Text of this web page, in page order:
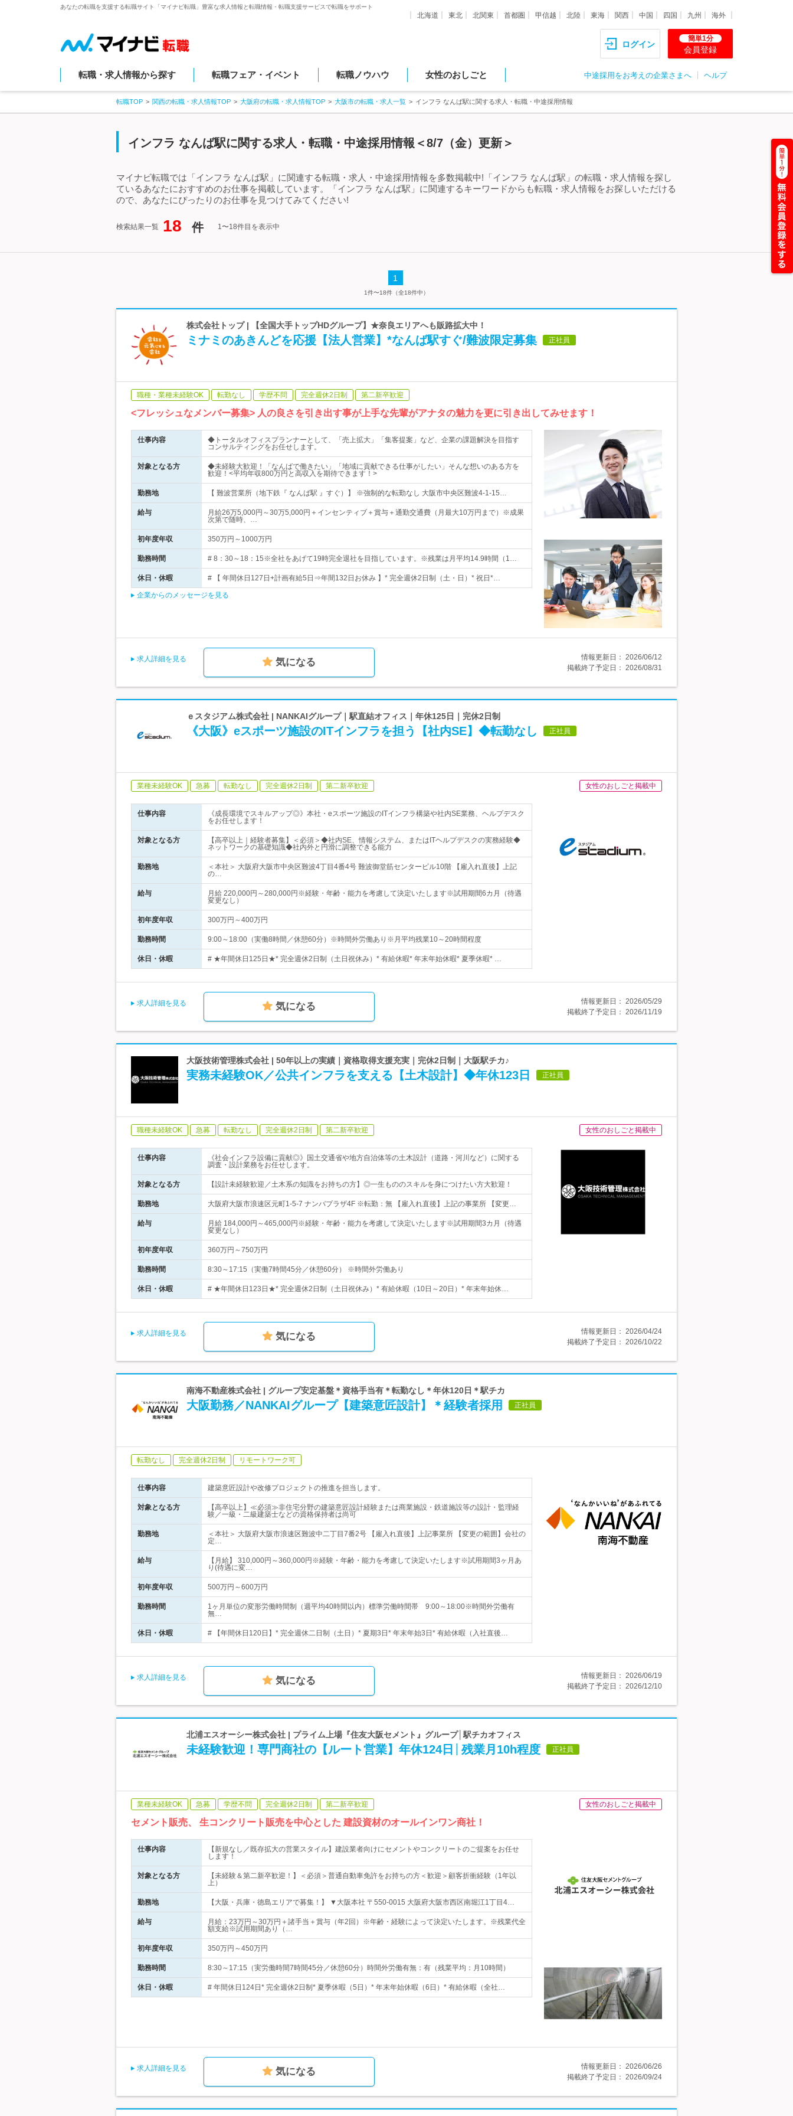
あなたの転職を支援する転職サイト「マイナビ転職」豊富な求人情報と転職情報・転職支援サービスで転職をサポート
北海道 東北 北関東 首都圏 甲信越 北陸 東海 関西 中国 四国 九州 海外
ログイン
簡単1分
会員登録
転職・求人情報から探す 転職フェア・イベント 転職ノウハウ 女性のおしごと 中途採用をお考えの企業さまへ ヘルプ
転職TOP 関西の転職・求人情報TOP 大阪府の転職・求人情報TOP 大阪市の転職・求人一覧 インフラ なんば駅に関する求人・転職・中途採用情報
インフラ なんば駅に関する求人・転職・中途採用情報＜8/7（金）更新＞
マイナビ転職では「インフラ なんば駅」に関連する転職・求人・中途採用情報を多数掲載中!「インフラ なんば駅」の転職・求人情報を探し
ているあなたにおすすめのお仕事を掲載しています。「インフラ なんば駅」に関連するキーワードからも転職・求人情報をお探しいただける
ので、あなたにぴったりのお仕事を見つけてみてください!
検索結果一覧 18 件 1〜18件目を表示中
1
1件〜18件（全18件中）
株式会社トップ | 【全国大手トップHDグループ】★奈良エリアへも販路拡大中！
ミナミのあきんどを応援【法人営業】*なんば駅すぐ/難波限定募集 正社員
職種・業種未経験OK 転勤なし 学歴不問 完全週休2日制 第二新卒歓迎
<フレッシュなメンバー募集> 人の良さを引き出す事が上手な先輩がアナタの魅力を更に引き出してみせます！
仕事内容
◆トータルオフィスプランナーとして、「売上拡大」「集客提案」など、企業の課題解決を目指す
コンサルティングをお任せします。
対象となる方
◆未経験大歓迎！「なんばで働きたい」「地域に貢献できる仕事がしたい」そんな想いのある方を
歓迎！<平均年収800万円と高収入を期待できます！>
勤務地 【 難波営業所（地下鉄『 なんば駅 』すぐ）】 ※強制的な転勤なし 大阪市中央区難波4-1-15…
給与
月給26万5,000円～30万5,000円＋インセンティブ＋賞与＋通勤交通費（月最大10万円まで）※成果
次第で随時、…
初年度年収 350万円～1000万円
勤務時間 # 8：30～18：15※全社をあげて19時完全退社を目指しています。※残業は月平均14.9時間（1…
休日・休暇 # 【 年間休日127日+計画有給5日⇒年間132日お休み 】* 完全週休2日制（土・日）* 祝日*…
企業からのメッセージを見る
求人詳細を見る 気になる 情報更新日： 2026/06/12
掲載終了予定日： 2026/08/31
ｅスタジアム株式会社 | NANKAIグループ｜駅直結オフィス｜年休125日｜完休2日制
《大阪》eスポーツ施設のITインフラを担う【社内SE】◆転勤なし 正社員
業種未経験OK 急募 転勤なし 完全週休2日制 第二新卒歓迎 女性のおしごと掲載中
仕事内容
《成長環境でスキルアップ◎》本社・eスポーツ施設のITインフラ構築や社内SE業務、ヘルプデスク
をお任せします！
対象となる方
【高卒以上｜経験者募集】＜必須＞◆社内SE、情報システム、またはITヘルプデスクの実務経験◆
ネットワークの基礎知識◆社内外と円滑に調整できる能力
勤務地
＜本社＞ 大阪府大阪市中央区難波4丁目4番4号 難波御堂筋センタービル10階 【雇入れ直後】上記
の…
給与
月給 220,000円～280,000円※経験・年齢・能力を考慮して決定いたします※試用期間6カ月（待遇
変更なし）
初年度年収 300万円～400万円
勤務時間 9:00～18:00（実働8時間／休憩60分）※時間外労働あり※月平均残業10～20時間程度
休日・休暇 # ★年間休日125日★* 完全週休2日制（土日祝休み）* 有給休暇* 年末年始休暇* 夏季休暇* …
求人詳細を見る 気になる 情報更新日： 2026/05/29
掲載終了予定日： 2026/11/19
大阪技術管理株式会社 | 50年以上の実績｜資格取得支援充実｜完休2日制｜大阪駅チカ♪
実務未経験OK／公共インフラを支える【土木設計】◆年休123日 正社員
職種未経験OK 急募 転勤なし 完全週休2日制 第二新卒歓迎 女性のおしごと掲載中
仕事内容
《社会インフラ設備に貢献◎》国土交通省や地方自治体等の土木設計（道路・河川など）に関する
調査・設計業務をお任せします。
対象となる方 【設計未経験歓迎／土木系の知識をお持ちの方】◎一生もののスキルを身につけたい方大歓迎！
勤務地 大阪府大阪市浪速区元町1-5-7 ナンバプラザ4F ※転勤：無 【雇入れ直後】上記の事業所 【変更…
給与
月給 184,000円～465,000円※経験・年齢・能力を考慮して決定いたします※試用期間3カ月（待遇
変更なし）
初年度年収 360万円～750万円
勤務時間 8:30～17:15（実働7時間45分／休憩60分） ※時間外労働あり
休日・休暇 # ★年間休日123日★* 完全週休2日制（土日祝休み）* 有給休暇（10日～20日）* 年末年始休…
求人詳細を見る 気になる 情報更新日： 2026/04/24
掲載終了予定日： 2026/10/22
南海不動産株式会社 | グループ安定基盤＊資格手当有＊転勤なし＊年休120日＊駅チカ
大阪勤務／NANKAIグループ【建築意匠設計】＊経験者採用 正社員
転勤なし 完全週休2日制 リモートワーク可
仕事内容 建築意匠設計や改修プロジェクトの推進を担当します。
対象となる方
【高卒以上】≪必須≫非住宅分野の建築意匠設計経験または商業施設・鉄道施設等の設計・監理経
験／一級・二級建築士などの資格保持者は尚可
勤務地
＜本社＞ 大阪府大阪市浪速区難波中二丁目7番2号 【雇入れ直後】上記事業所 【変更の範囲】会社の
定…
給与
【月給】 310,000円～360,000円※経験・年齢・能力を考慮して決定いたします※試用期間3ヶ月あ
り(待遇に変…
初年度年収 500万円～600万円
勤務時間
1ヶ月単位の変形労働時間制（週平均40時間以内）標準労働時間帯 9:00～18:00※時間外労働有
無…
休日・休暇 # 【年間休日120日】* 完全週休二日制（土日）* 夏期3日* 年末年始3日* 有給休暇（入社直後…
求人詳細を見る 気になる 情報更新日： 2026/06/19
掲載終了予定日： 2026/12/10
北浦エスオーシー株式会社 | プライム上場『住友大阪セメント』グループ│駅チカオフィス
未経験歓迎！専門商社の【ルート営業】年休124日│残業月10h程度 正社員
業種未経験OK 急募 学歴不問 完全週休2日制 第二新卒歓迎 女性のおしごと掲載中
セメント販売、 生コンクリート販売を中心とした 建設資材のオールインワン商社！
仕事内容
【新規なし／既存拡大の営業スタイル】建設業者向けにセメントやコンクリートのご提案をお任せ
します！
対象となる方
【未経験＆第二新卒歓迎！】＜必須＞普通自動車免許をお持ちの方＜歓迎＞顧客折衝経験（1年以
上）
勤務地 【大阪・兵庫・徳島エリアで募集！】 ▼大阪本社 〒550-0015 大阪府大阪市西区南堀江1丁目4…
給与
月給：23万円～30万円＋諸手当＋賞与（年2回）※年齢・経験によって決定いたします。※残業代全
額支給※試用期間あり（…
初年度年収 350万円～450万円
勤務時間 8:30～17:15（実労働時間7時間45分／休憩60分）時間外労働有無：有（残業平均：月10時間）
休日・休暇 # 年間休日124日* 完全週休2日制* 夏季休暇（5日）* 年末年始休暇（6日）* 有給休暇（全社…
求人詳細を見る 気になる 情報更新日： 2026/06/26
掲載終了予定日： 2026/09/24